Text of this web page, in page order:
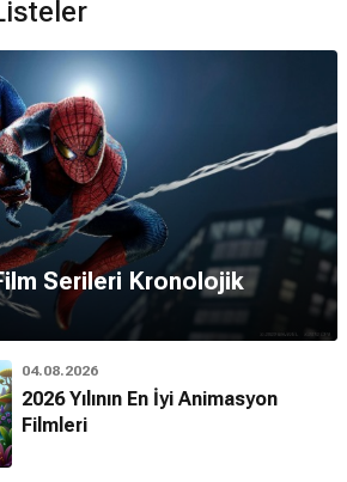
Serileri Kronolojik
04.08.2026
2026 Yılının En İyi Animasyon
Filmleri